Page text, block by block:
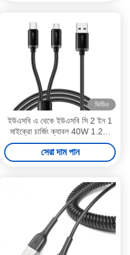
ভিডিও
ইউএসবি এ থেকে ইউএসবি সি 2 ইন 1
মাইক্রো চার্জিং ক্যাবল 40W 1.2m
ES-X60 সিরিজ
সেরা দাম পান